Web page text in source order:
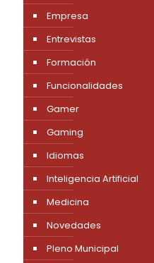
Empresa
Entrevistas
Formación
Funcionalidades
Gamer
Gaming
Idiomas
Inteligencia Artificial
Medicina
Novedades
Pleno Municipal